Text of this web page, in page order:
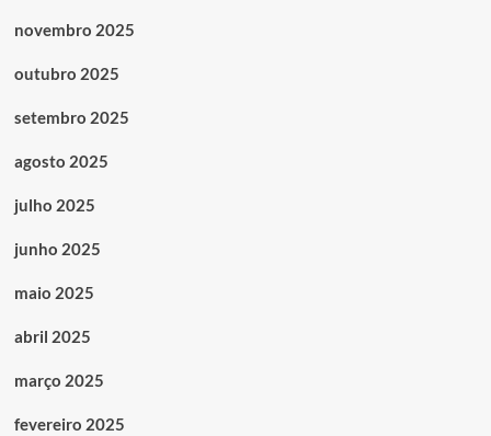
novembro 2025
outubro 2025
setembro 2025
agosto 2025
julho 2025
junho 2025
maio 2025
abril 2025
março 2025
fevereiro 2025